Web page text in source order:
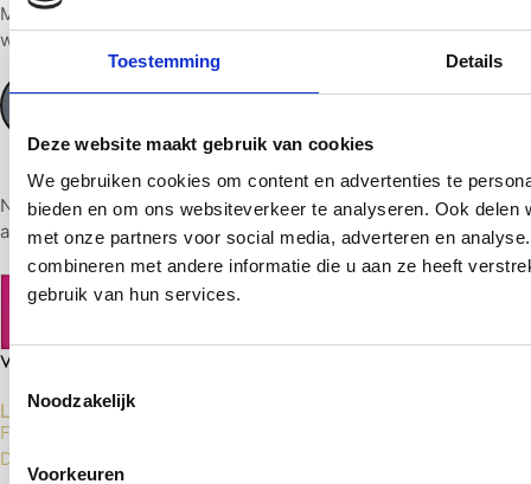
Toestemming Details
Deze website maakt gebruik van cookies
We gebruiken cookies om content en advertenties te
bieden en om ons websiteverkeer te analyseren. Ook
met onze partners voor social media, adverteren en
combineren met andere informatie die u aan ze heeft
gebruik van hun services.
Noodzakelijk
Voorkeuren
Maak via de onderstaande knop snel een afspraak, dan zorgen
wij ervoor dat de koffie klaarstaat.
Next Level vloeren heeft al 15 jaar ervaring in het leveren en
aanleggen van top-kwaliteit vloeren.
Laminaat Vloeren
Floer Laminaat
Douwes Dekker Laminaat